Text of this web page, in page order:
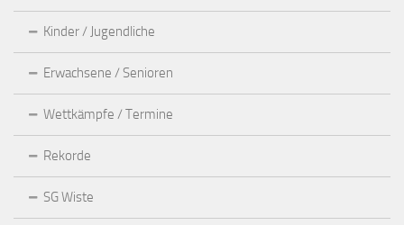
Kinder / Jugendliche
Erwachsene / Senioren
Wettkämpfe / Termine
Rekorde
SG Wiste